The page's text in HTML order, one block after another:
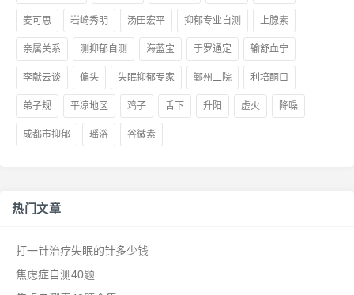
麦可思 岩崎秀明 汤田宏平 抑郁专业自测 上腺素
亲属关系 测抑郁自测 海蓝宝 于罗通定 输舒血宁
李献云谈 偏头 失眠抑郁专家 鄞州二院 利培酮口
弟子规 平凉地区 鸡子 舌下 升阳 虚火 降噪
成都市抑郁 瑶浴 谷微素
热门文章
打一针治疗失眠的针多少钱
焦虑症自测40题